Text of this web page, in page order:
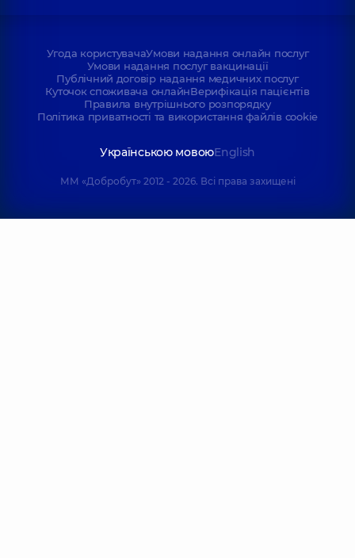
Угода користувачаУмови надання онлайн послуг
Умови надання послуг вакцинації
Публічний договір надання медичних послуг
Куточок споживача онлайнВерифікація пацієнтів
Правила внутрішнього розпорядку
Політика приватності та використання файлів cookie
Українською мовоюEnglish
ММ «Добробут» 2012 - 2026. Всі права захищені